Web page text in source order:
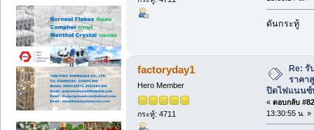
ดันกระทู้
factoryday1
Hero Member
กระทู้: 4711
Re: รั
ราคา
ปิดไฟแนนซ์
« ตอบกลับ
13:30:55 น. »